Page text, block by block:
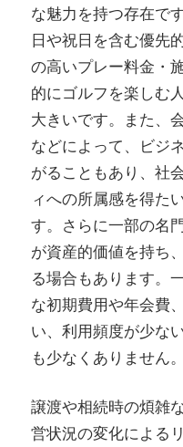
な魅力を持つ存在で
日や祝日を含む優先
の高いプレー料金・
的にゴルフを楽しむ
大きいです。また、
などによって、ビジ
がることもあり、社
ィへの所属感を得た
す。さらに一部の名
が資産的価値を持ち
る場合もあります。
な初期費用や年会費
い、利用頻度が少な
も少なくありません。
譲渡や相続時の煩雑
営状況の変化による